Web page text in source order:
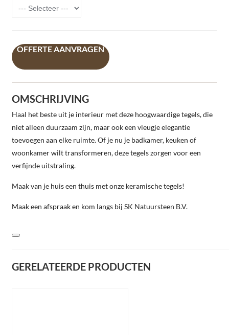
OFFERTE AANVRAGEN
OMSCHRIJVING
Haal het beste uit je interieur met deze hoogwaardige tegels, die
niet alleen duurzaam zijn, maar ook een vleugje elegantie
toevoegen aan elke ruimte. Of je nu je badkamer, keuken of
woonkamer wilt transformeren, deze tegels zorgen voor een
verfijnde uitstraling.
Maak van je huis een thuis met onze keramische tegels!
Maak een afspraak en kom langs bij SK Natuursteen B.V.
GERELATEERDE PRODUCTEN